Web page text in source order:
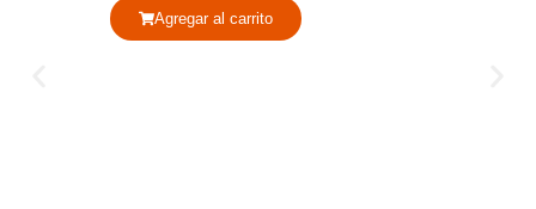
Agregar al carrito